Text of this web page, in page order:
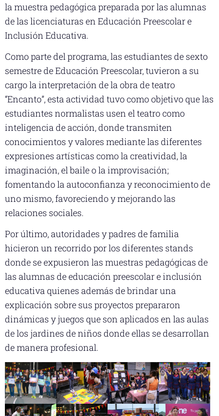
la muestra pedagógica preparada por las alumnas
de las licenciaturas en Educación Preescolar e
Inclusión Educativa.
Como parte del programa, las estudiantes de sexto
semestre de Educación Preescolar, tuvieron a su
cargo la interpretación de la obra de teatro
“Encanto”, esta actividad tuvo como objetivo que las
estudiantes normalistas usen el teatro como
inteligencia de acción, donde transmiten
conocimientos y valores mediante las diferentes
expresiones artísticas como la creatividad, la
imaginación, el baile o la improvisación;
fomentando la autoconfianza y reconocimiento de
uno mismo, favoreciendo y mejorando las
relaciones sociales.
Por último, autoridades y padres de familia
hicieron un recorrido por los diferentes stands
donde se expusieron las muestras pedagógicas de
las alumnas de educación preescolar e inclusión
educativa quienes además de brindar una
explicación sobre sus proyectos prepararon
dinámicas y juegos que son aplicados en las aulas
de los jardines de niños donde ellas se desarrollan
de manera profesional.